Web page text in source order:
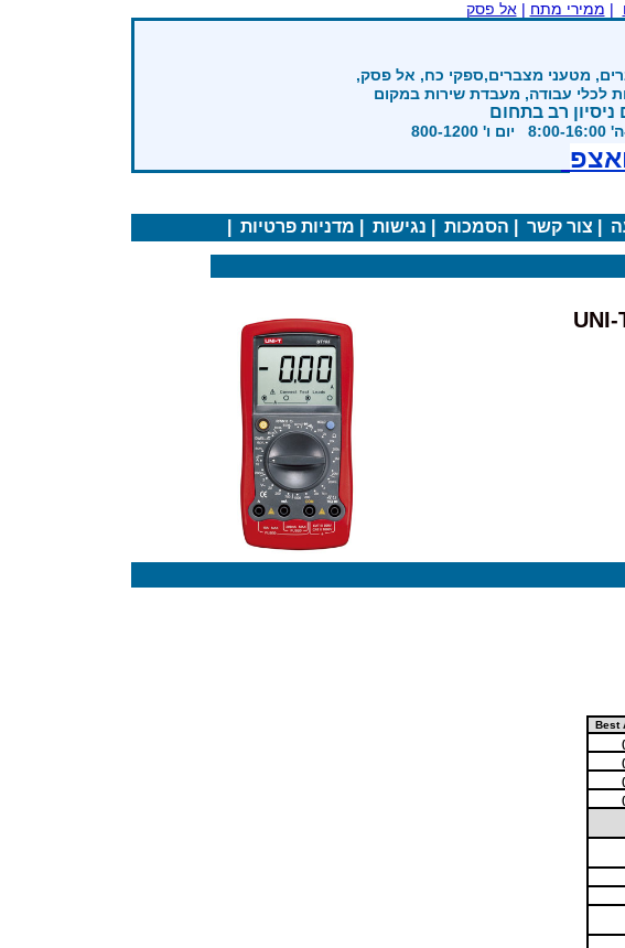
| ממירי מתח |אל פסק
מטעני מצברים,ספקי כח, אל פסק,
לכלי עבודה, מעבדת שירות במקום
ניסיון רב בתחום
צור קשר הסמכות נגישות מדניות פרטיות
Best